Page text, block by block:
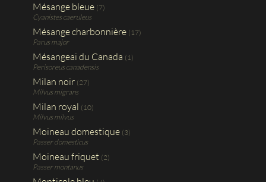
Mésange bleue (7)
Cyanistes caeruleus
Mésange charbonnière (17)
Parus major
Mésangeai du Canada (1)
Perisoreus canadensis
Milan noir (27)
Milvus migrans
Milan royal (10)
Milvus milvus
Moineau domestique (3)
Passer domesticus
Moineau friquet (2)
Passer montanus